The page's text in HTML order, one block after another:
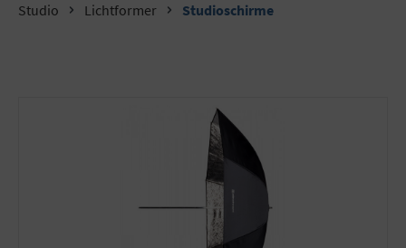
Studio Lichtformer Studioschirme